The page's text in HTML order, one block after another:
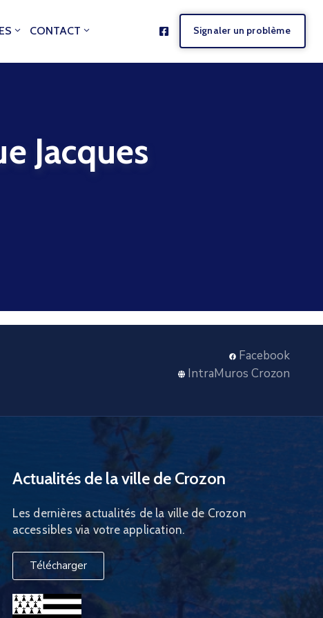
CONTACT Signaler un problème
Jacques
Facebook
IntraMuros Crozon
Actualités de la ville de Crozon
Les dernières actualités de la ville de Crozon
accessibles via votre application.
Télécharger